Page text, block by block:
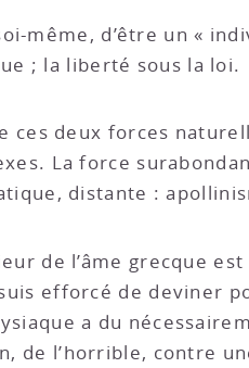
même, d’être un «
; la liberté sous la loi.
ces deux forces
La force
distante :
de l’âme grecque
efforcé de deviner
a du
de l’horrible, contre